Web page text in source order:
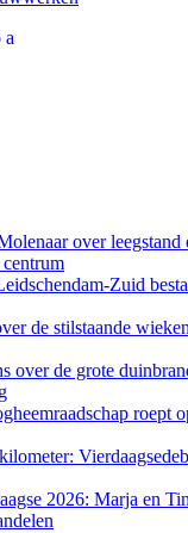
over leegstand
Zuid
de stilstaande
over de grote
roept
2026: Marja en